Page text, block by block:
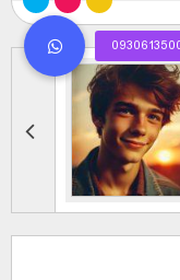
فال
تاریخ :